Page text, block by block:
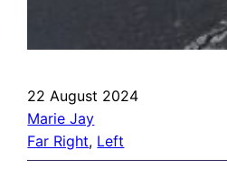
22 August 2024
Marie Jay
Far Right, Left